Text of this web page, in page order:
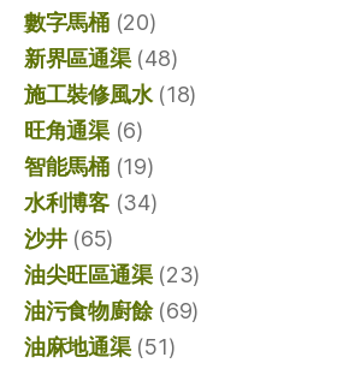
數字馬桶(20)
新界區通渠(48)
施工裝修風水(18)
旺角通渠(6)
智能馬桶(19)
水利博客(34)
沙井(65)
油尖旺區通渠(23)
油污食物廚餘(69)
油麻地通渠(51)